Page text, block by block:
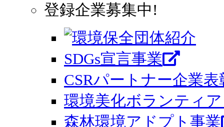
登録企業募集中!
SDGs宣言事業
CSRパートナー企業表
環境美化ボランティ
森林環境アドプト事業